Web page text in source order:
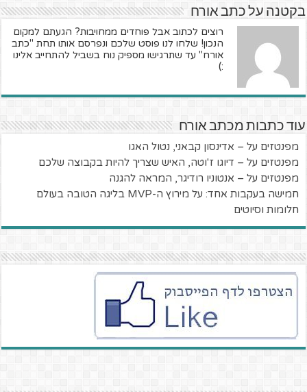
בקטנה על כתב אורח
רוצים לכתוב אבל פוחדים ממחויבות? הגעתם למקום
הנכון! שלחו לנו פוסט שלכם ונפרסם אותו תחת "כתב
אורח" עד שתרגישו מספיק נוח בשביל להתחייב אלינו
:)
עוד כתבות מכתב אורח
מפנטזים על – אדינסון קבאני, נטול האגו
מפנטזים על – דיוגו ז'וטה, האיש שצריך להיות בקבוצה שלכם
מפנטזים על – אנטוניו רודיגר, המראה להגנה
חמישה בעקבות אחד: על מירוץ ה-MVP בליגה הטובה בעולם
חלומות וסיוטים